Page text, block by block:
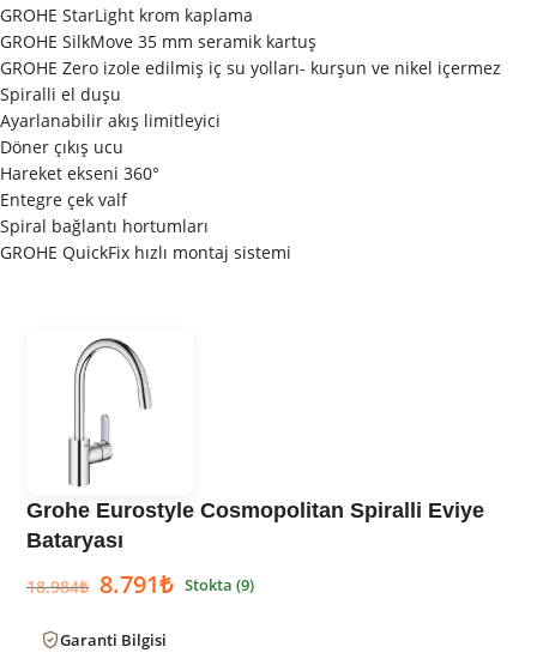
GROHE StarLight krom kaplama
GROHE SilkMove 35 mm seramik kartuş
GROHE Zero izole edilmiş iç su yolları- kurşun ve nikel içermez
Spiralli el duşu
Ayarlanabilir akış limitleyici
Döner çıkış ucu
Hareket ekseni 360°
Entegre çek valf
Spiral bağlantı hortumları
GROHE QuickFix hızlı montaj sistemi
Grohe Eurostyle Cosmopolitan Spiralli Eviye
Bataryası
18.984₺ 8.791₺ Stokta (9)
Garanti Bilgisi